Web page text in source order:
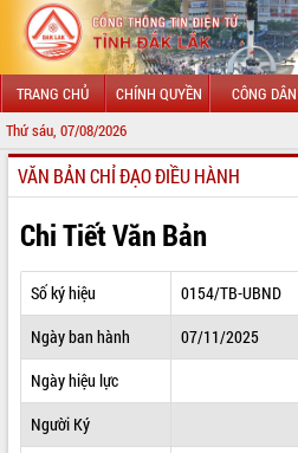
TRANG CHỦ CHÍNH QUYỀN CÔNG DÂN
Thứ sáu, 07/08/2026
GIỚI THIỆU
LÃNH ĐẠO UBND TỈNH
TIN TỨC SỰ KIỆN
SỞ, BAN, NGÀNH
THÔNG TIN CHỈ ĐẠO ĐIỀU HÀNH
VĂN BẢN CHỈ ĐẠO ĐIỀU HÀNH
Chi Tiết Văn Bản
Số ký hiệu
0154/TB-UBND
Ngày ban hành
07/11/2025
Ngày hiệu lực
Người Ký